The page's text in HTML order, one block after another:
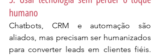
humano
Chatbots, CRM e automação são
aliados, mas precisam ser humanizados
para converter leads em clientes fiéis.